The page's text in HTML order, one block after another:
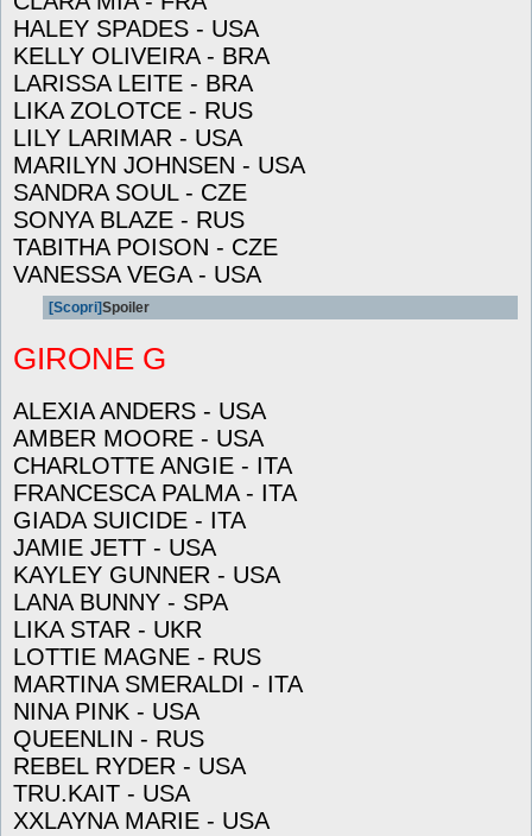
HALEY SPADES - USA
KELLY OLIVEIRA - BRA
LARISSA LEITE - BRA
LIKA ZOLOTCE - RUS
LILY LARIMAR - USA
MARILYN JOHNSEN - USA
SANDRA SOUL - CZE
SONYA BLAZE - RUS
TABITHA POISON - CZE
VANESSA VEGA - USA
[Scopri]Spoiler
GIRONE G
ALEXIA ANDERS - USA
AMBER MOORE - USA
CHARLOTTE ANGIE - ITA
FRANCESCA PALMA - ITA
GIADA SUICIDE - ITA
JAMIE JETT - USA
KAYLEY GUNNER - USA
LANA BUNNY - SPA
LIKA STAR - UKR
LOTTIE MAGNE - RUS
MARTINA SMERALDI - ITA
NINA PINK - USA
QUEENLIN - RUS
REBEL RYDER - USA
TRU.KAIT - USA
XXLAYNA MARIE - USA